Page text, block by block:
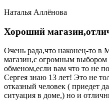
Наталья Аллёнова
Хороший
Очень рада,что наконец-то в
магазин,с огромным выбором
обменом,если вам что то не
Сергея знаю 13 лет! Это не
отказный человек ( приедет
ситуация в доме,) но и